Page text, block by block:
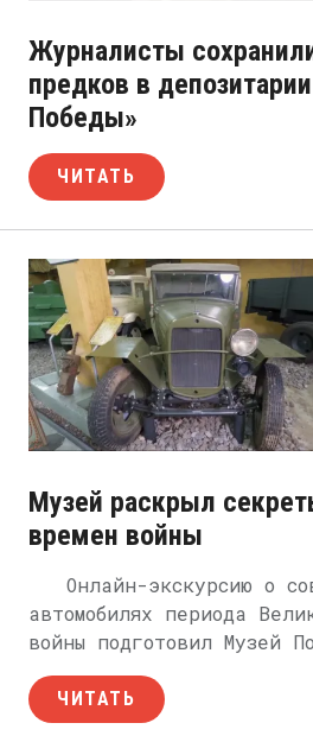
Журналисты
предков в
Победы»
ЧИТАТЬ
Музей раскрыл
времен войны
Онлайн-экскурсию о
автомобилях периода
войны подготовил Музей
ЧИТАТЬ